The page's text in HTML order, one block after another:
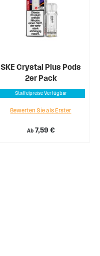
SKE Crystal Plus Pods
2er Pack
Staffelpreise Verfügbar
Ab 7,59 €
Bewerten Sie als Erster